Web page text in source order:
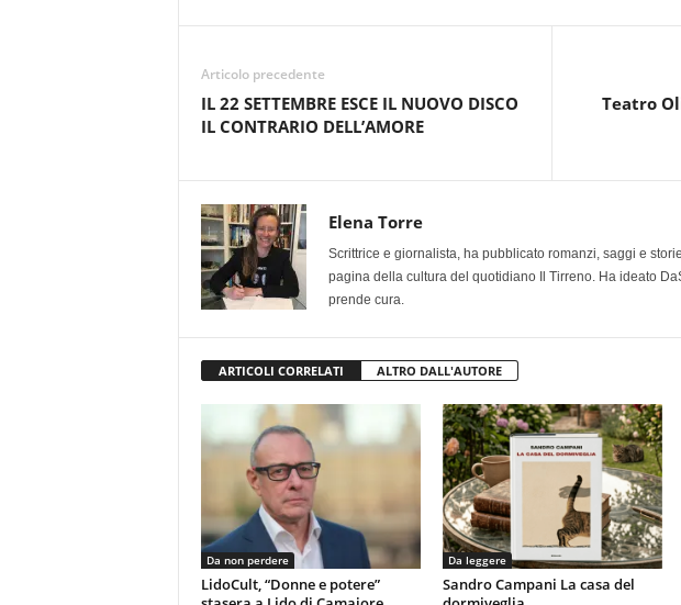
Articolo precedente
IL 22 SETTEMBRE ESCE IL NUOVO DISCO
IL CONTRARIO DELL’AMORE
Teatro
Elena Torre
Scrittrice e giornalista, ha pubblicato romanzi, saggi e
pagina della cultura del quotidiano Il Tirreno. Ha ideato
prende cura.
ARTICOLI CORRELATI ALTRO DALL'AUTORE
Da non perdere
LidoCult, “Donne e potere”
Da leggere
Sandro Campani La casa del